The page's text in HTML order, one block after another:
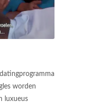
worden
luxueus